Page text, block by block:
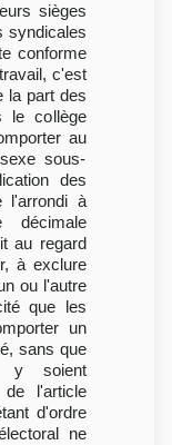
sièges
syndicales
conforme
c'est
la part des
le collège
au
sous-
des
l'arrondi à
au regard
à exclure
ou l'autre
que les
un
sans que
y soient
l'article
d'ordre
ne